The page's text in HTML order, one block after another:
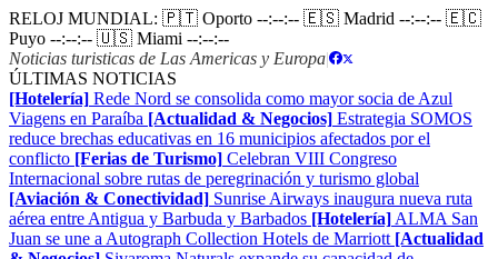
RELOJ MUNDIAL: 🇵🇹 Oporto --:--:-- 🇪🇸 Madrid --:--:-- 🇪🇨
Puyo --:--:-- 🇺🇸 Miami --:--:--
Noticias turisticas de Las Americas y Europa|
ÚLTIMAS NOTICIAS
[Hotelería] Rede Nord se consolida como mayor socia de Azul
Viagens en Paraíba [Actualidad & Negocios] Estrategia SOMOS
reduce brechas educativas en 16 municipios afectados por el
conflicto [Ferias de Turismo] Celebran VIII Congreso
Internacional sobre rutas de peregrinación y turismo global
[Aviación & Conectividad] Sunrise Airways inaugura nueva ruta
aérea entre Antigua y Barbuda y Barbados [Hotelería] ALMA San
Juan se une a Autograph Collection Hotels de Marriott [Actualidad